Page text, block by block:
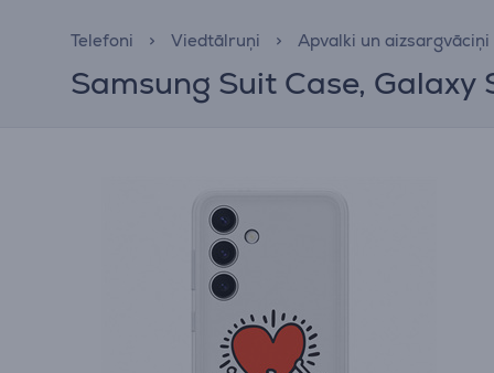
Telefoni Viedtālruņi Apvalki un aizsargvāciņi
Samsung Suit Case,